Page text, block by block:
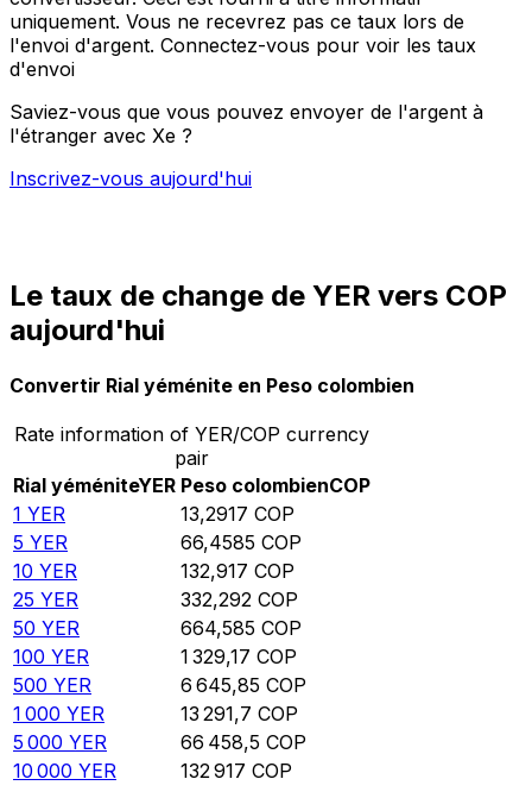
uniquement. Vous ne recevrez pas ce taux lors de
l'envoi d'argent. Connectez-vous pour voir les taux
d'envoi
Saviez-vous que vous pouvez envoyer de l'argent à
l'étranger avec Xe ?
Inscrivez-vous aujourd'hui
Le taux de change de YER vers COP
aujourd'hui
Convertir Rial yéménite en Peso colombien
Rate information of YER/COP currency
pair
Rial yéméniteYER Peso colombienCOP
1 YER 13,2917 COP
5 YER 66,4585 COP
10 YER 132,917 COP
25 YER 332,292 COP
50 YER 664,585 COP
100 YER 1 329,17 COP
500 YER 6 645,85 COP
1 000 YER 13 291,7 COP
5 000 YER 66 458,5 COP
10 000 YER 132 917 COP